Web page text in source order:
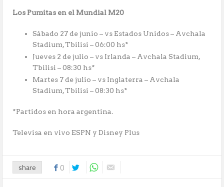
Los Pumitas en el Mundial M20
Sábado 27 de junio – vs Estados Unidos – Avchala
Stadium, Tbilisi – 06:00 hs*
Jueves 2 de julio – vs Irlanda – Avchala Stadium,
Tbilisi – 08:30 hs*
Martes 7 de julio – vs Inglaterra – Avchala
Stadium, Tbilisi – 08:30 hs*
*Partidos en hora argentina.
Televisa en vivo ESPN y Disney Plus
share 0